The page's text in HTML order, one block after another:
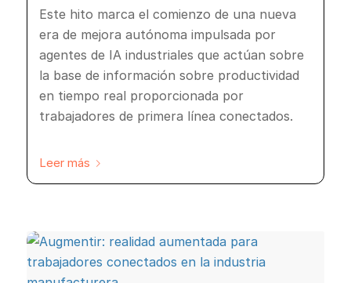
Este hito marca el comienzo de una nueva
era de mejora autónoma impulsada por
agentes de IA industriales que actúan sobre
la base de información sobre productividad
en tiempo real proporcionada por
trabajadores de primera línea conectados.
Leer más